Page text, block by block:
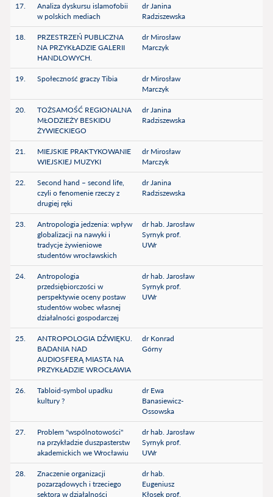
17.
Analiza dyskursu islamofobii
w polskich mediach
dr Janina
Radziszewska
18.
PRZESTRZEŃ PUBLICZNA
NA PRZYKŁADZIE GALERII
HANDLOWYCH.
dr Mirosław
Marczyk
19. Społeczność graczy Tibia
dr Mirosław
Marczyk
20.
TOŻSAMOŚĆ REGIONALNA
MŁODZIEŻY BESKIDU
ŻYWIECKIEGO
dr Janina
Radziszewska
21.
MIEJSKIE PRAKTYKOWANIE
WIEJSKIEJ MUZYKI
dr Mirosław
Marczyk
22.
Second hand – second life,
czyli o fenomenie rzeczy z
drugiej ręki
dr Janina
Radziszewska
23.
Antropologia jedzenia: wpływ
globalizacji na nawyki i
tradycje żywieniowe
studentów wrocławskich
dr hab. Jarosław
Syrnyk prof.
UWr
24.
Antropologia
przedsiębiorczości w
perspektywie oceny postaw
studentów wobec własnej
działalności gospodarczej
dr hab. Jarosław
Syrnyk prof.
UWr
25.
ANTROPOLOGIA DŹWIĘKU.
BADANIA NAD
AUDIOSFERĄ MIASTA NA
PRZYKŁADZIE WROCŁAWIA
dr Konrad
Górny
26.
Tabloid-symbol upadku
kultury ?
dr Ewa
Banasiewicz-
Ossowska
27.
Problem "wspólnotowości"
na przykładzie duszpasterstw
akademickich we Wrocławiu
dr hab. Jarosław
Syrnyk prof.
UWr
28.
Znaczenie organizacji
pozarządowych i trzeciego
sektora w działalności
dr hab.
Eugeniusz
Kłosek prof.